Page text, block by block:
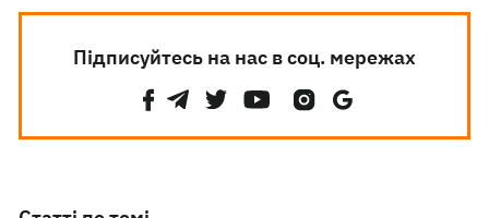
Підписуйтесь на нас в соц. мережах